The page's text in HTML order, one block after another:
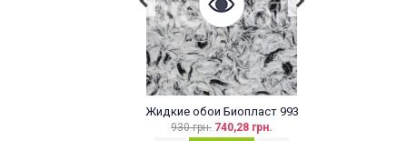
Жидкие обои Биопласт 993
930 грн. 740,28 грн.